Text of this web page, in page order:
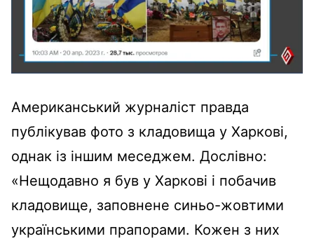
Американський журналіст правда
публікував фото з кладовища у Харкові,
однак із іншим меседжем. Дослівно:
«Нещодавно я був у Харкові і побачив
кладовище, заповнене синьо-жовтими
українськими прапорами. Кожен з них